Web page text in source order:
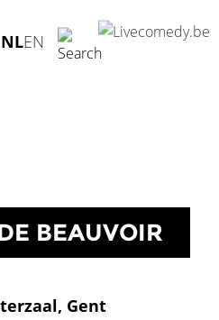
NLEN
BEAUVOIR
Vooruit
BEAUVOIR
Gent